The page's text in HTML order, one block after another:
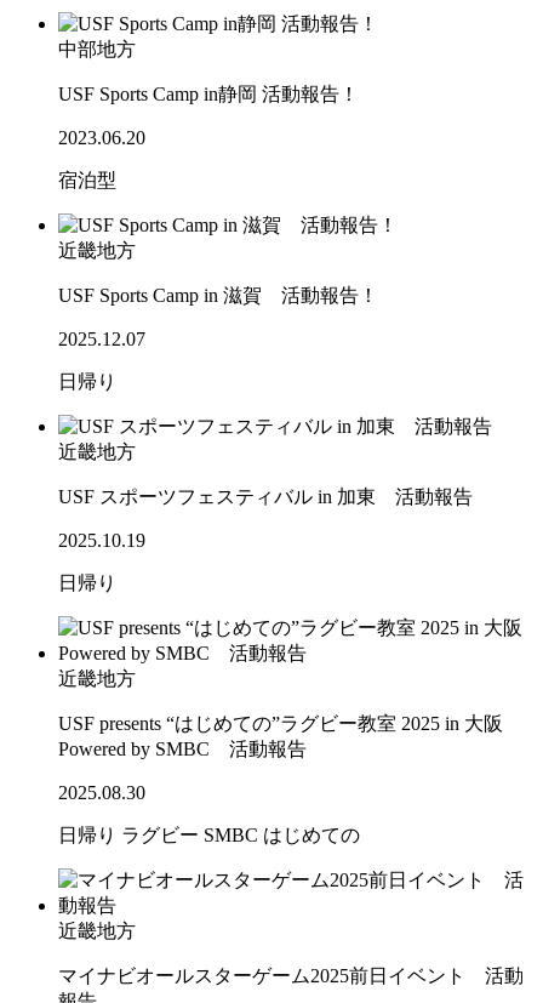
中部地方
USF Sports Camp in静岡 活動報告！
2023.06.20
宿泊型
近畿地方
USF Sports Camp in 滋賀 活動報告！
2025.12.07
日帰り
近畿地方
USF スポーツフェスティバル in 加東 活動報告
2025.10.19
日帰り
近畿地方
USF presents “はじめての”ラグビー教室 2025 in 大阪
Powered by SMBC 活動報告
2025.08.30
日帰り ラグビー SMBC はじめての
近畿地方
マイナビオールスターゲーム2025前日イベント 活動